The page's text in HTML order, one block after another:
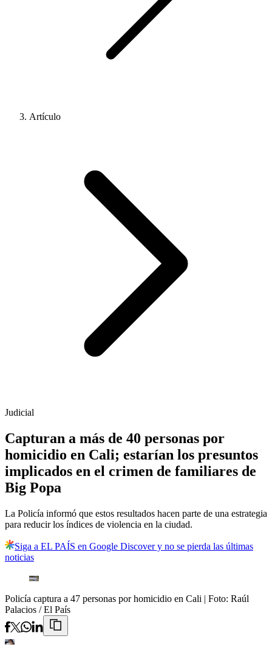
Artículo
Judicial
Capturan a más de 40 personas por
homicidio en Cali; estarían los presuntos
implicados en el crimen de familiares de
Big Popa
La Policía informó que estos resultados hacen parte de una estrategia
para reducir los índices de violencia en la ciudad.
Siga a EL PAÍS en Google Discover y no se pierda las últimas
noticias
Policía captura a 47 personas por homicidio en Cali | Foto: Raúl
Palacios / El País